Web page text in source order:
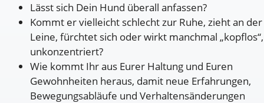
Lässt sich Dein Hund überall anfassen?
Kommt er vielleicht schlecht zur Ruhe, zieht an der
Leine, fürchtet sich oder wirkt manchmal „kopflos“,
unkonzentriert?
Wie kommt Ihr aus Eurer Haltung und Euren
Gewohnheiten heraus, damit neue Erfahrungen,
Bewegungsabläufe und Verhaltensänderungen